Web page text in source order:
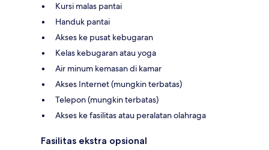
Kursi malas pantai
Handuk pantai
Akses ke pusat kebugaran
Kelas kebugaran atau yoga
Air minum kemasan di kamar
Akses Internet (mungkin terbatas)
Telepon (mungkin terbatas)
Akses ke fasilitas atau peralatan olahraga
Fasilitas ekstra opsional